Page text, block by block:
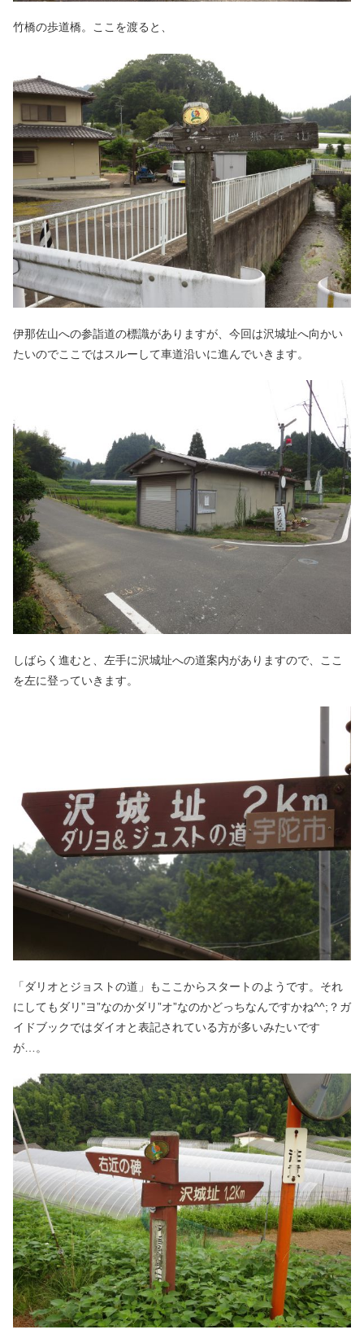
竹橋の歩道橋。ここを渡ると、
伊那佐山への参詣道の標識がありますが、今回は沢城址へ向かい
たいのでここではスルーして車道沿いに進んでいきます。
しばらく進むと、左手に沢城址への道案内がありますので、ここ
を左に登っていきます。
「ダリオとジョストの道」もここからスタートのようです。それ
にしてもダリ”ヨ”なのかダリ”オ”なのかどっちなんですかね^^;？ガ
イドブックではダイオと表記されている方が多いみたいです
が…。